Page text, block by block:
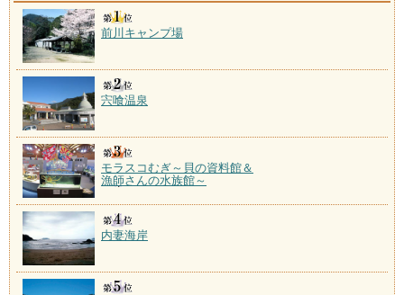
前川キャンプ場
宍喰温泉
モラスコむぎ～貝の資料館＆
漁師さんの水族館～
内妻海岸